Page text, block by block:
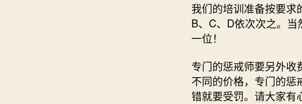
我们的培训准备按要求
B、C、D依次次之。
一位！
专门的惩戒师要另外收
不同的价格，专门的惩
错就要受罚。请大家有